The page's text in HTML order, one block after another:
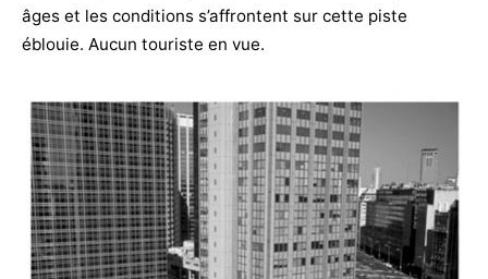
âges et les conditions s’affrontent sur cette piste
éblouie. Aucun touriste en vue.